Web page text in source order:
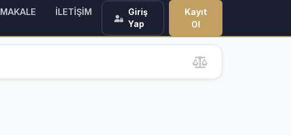
MAKALE İLETİŞİM
Giriş
Yap
Kayıt
Ol